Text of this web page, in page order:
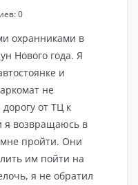
0
охранниками в
Нового года. Я
и
не
от ТЦ к
я возвращаюсь в
пройти. Они
им пойти на
я не обратил